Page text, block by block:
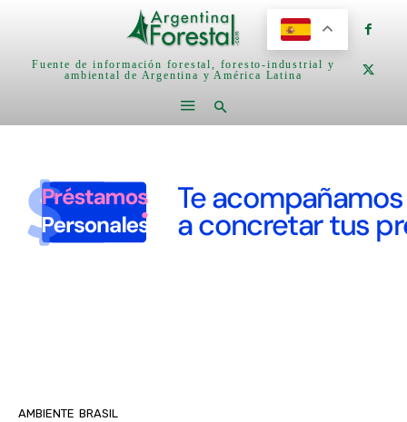
Fuente de información forestal, foresto-industrial y
ambiental de Argentina y América Latina
AMBIENTE BRASIL